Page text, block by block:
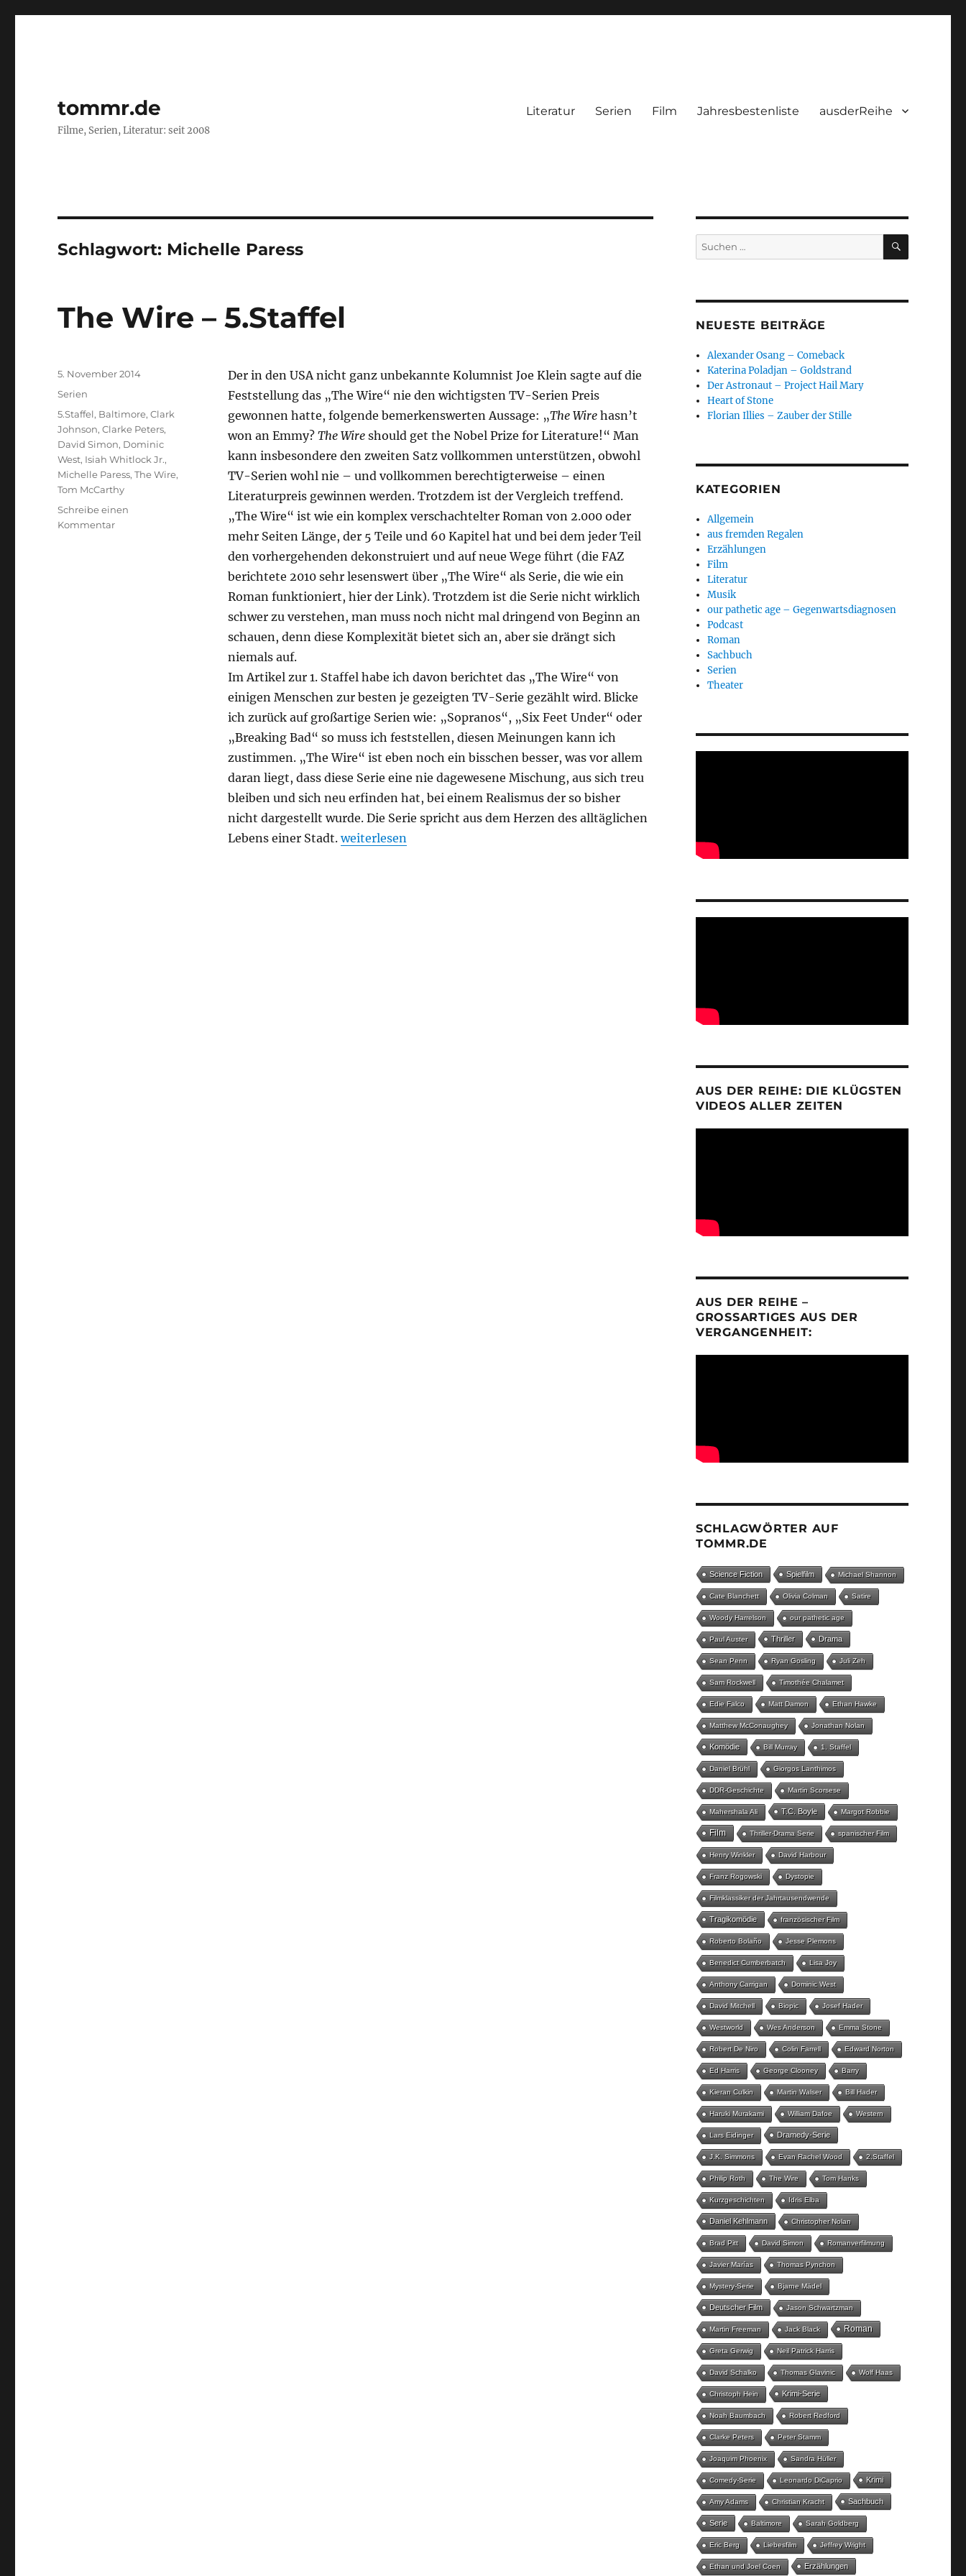
tommr.de
Filme, Serien, Literatur: seit 2008
Literatur Serien Film Jahresbestenliste ausderReihe
Schlagwort: Michelle Paress
The Wire – 5.Staffel
Der in den USA nicht ganz unbekannte Kolumnist Joe Klein sagte auf die
Feststellung das „The Wire“ nie den wichtigsten TV-Serien Preis
gewonnen hatte, folgende bemerkenswerten Aussage: „The Wirehasn’t
won an Emmy? The Wireshould get the Nobel Prize for Literature!“ Man
kann insbesondere den zweiten Satz vollkommen unterstützen, obwohl
TV-Serien wohl nie – und vollkommen berechtigterweise – einen
Literaturpreis gewinnen werden. Trotzdem ist der Vergleich treffend.
„The Wire“ ist wie ein komplex verschachtelter Roman von 2.000 oder
mehr Seiten Länge, der 5 Teile und 60 Kapitel hat und bei dem jeder Teil
den vorhergehenden dekonstruiert und auf neue Wege führt (die FAZ
berichtete 2010 sehr lesenswert über „The Wire“ als Serie, die wie ein
Roman funktioniert, hier der Link). Trotzdem ist die Serie nicht wirklich
schwer zu verstehen, man muss noch nicht mal dringend von Beginn an
schauen, denn diese Komplexität bietet sich an, aber sie drängt sich
niemals auf.
Im Artikel zur 1. Staffel habe ich davon berichtet das „The Wire“ von
einigen Menschen zur besten je gezeigten TV-Serie gezählt wird. Blicke
ich zurück auf großartige Serien wie: „Sopranos“, „Six Feet Under“ oder
„Breaking Bad“ so muss ich feststellen, diesen Meinungen kann ich
zustimmen. „The Wire“ ist eben noch ein bisschen besser, was vor allem
daran liegt, dass diese Serie eine nie dagewesene Mischung, aus sich treu
bleiben und sich neu erfinden hat, bei einem Realismus der so bisher
nicht dargestellt wurde. Die Serie spricht aus dem Herzen des alltäglichen
Lebens einer Stadt.„The Wire – 5.Staffel“
weiterlesen
Veröffentlicht
5. November 2014
Kategorien
Serien
Schlagwörter
5.Staffel, Baltimore,Clark
Johnson,Clarke Peters,
David Simon, Dominic
West, Isiah Whitlock Jr.,
Michelle Paress,The Wire,
Tom McCarthy
Schreibe einen
Kommentarzu
Suchen
nach:
SUCHEN
NEUESTE BEITRÄGE
Alexander Osang – Comeback
Katerina Poladjan – Goldstrand
Der Astronaut – Project Hail Mary
Heart of Stone
Florian Illies – Zauber der Stille
KATEGORIEN
Allgemein
aus fremden Regalen
Erzählungen
Film
Literatur
Musik
our pathetic age – Gegenwartsdiagnosen
Podcast
Roman
Sachbuch
Serien
Theater
AUS DER REIHE: DIE KLÜGSTEN
VIDEOS ALLER ZEITEN
AUS DER REIHE –
GROSSARTIGES AUS DER V
ERGANGENHEIT:
SCHLAGWÖRTER AUF
TOMMR.DE
Science Fiction Spielfilm Michael Shannon
Cate Blanchett Olivia Colman Satire
Woody Harrelson our pathetic age
Paul Auster Thriller Drama
Sean Penn Ryan Gosling Juli Zeh
Sam Rockwell Timothée Chalamet
Edie Falco Matt Damon Ethan Hawke
Matthew McConaughey Jonathan Nolan
Komödie Bill Murray 1. Staffel
Daniel Brühl Giorgos Lanthimos
DDR-Geschichte Martin Scorsese
Mahershala Ali T.C. Boyle Margot Robbie
Film Thriller-Drama Serie spanischer Film
Henry Winkler David Harbour
Franz Rogowski Dystopie
Filmklassiker der Jahrtausendwende
Tragikomödie französischer Film
Roberto Bolaño Jesse Plemons
Benedict Cumberbatch Lisa Joy
Anthony Carrigan Dominic West
David Mitchell Biopic Josef Hader
Westworld Wes Anderson Emma Stone
Robert De Niro Colin Farrell Edward Norton
Ed Harris George Clooney Barry
Kieran Culkin Martin Walser Bill Hader
Haruki Murakami William Dafoe Western
Lars Eidinger Dramedy-Serie
J.K. Simmons Evan Rachel Wood 2.Staffel
Philip Roth The Wire Tom Hanks
Kurzgeschichten Idris Elba
Daniel Kehlmann Christopher Nolan
Brad Pitt David Simon Romanverfilmung
Javier Marías Thomas Pynchon
Mystery-Serie Bjarne Mädel
Deutscher Film Jason Schwartzman
Martin Freeman Jack Black Roman
Greta Gerwig Neil Patrick Harris
David Schalko Thomas Glavinic Wolf Haas
Christoph Hein Krimi-Serie
Noah Baumbach Robert Redford
Clarke Peters Peter Stamm
Joaquim Phoenix Sandra Hüller
Comedy-Serie Leonardo DiCaprio Krimi
Amy Adams Christian Kracht Sachbuch
Serie Baltimore Sarah Goldberg
Eric Berg Liebesfilm Jeffrey Wright
Ethan und Joel Coen Erzählungen